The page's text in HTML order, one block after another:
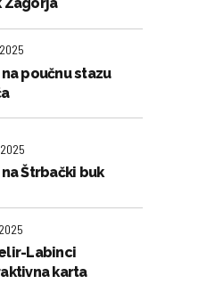
poučnu stazu
Štrbački buk
Labinci
karta